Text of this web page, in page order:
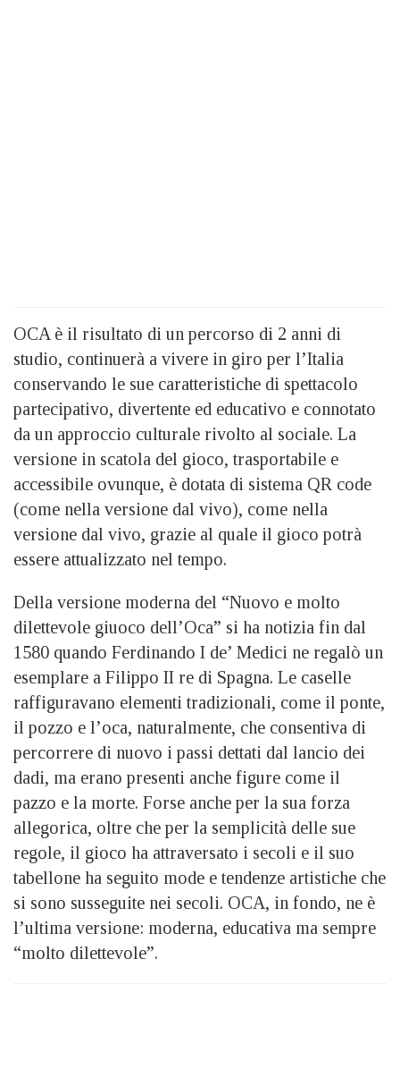
OCA è il risultato di un percorso di 2 anni di
studio, continuerà a vivere in giro per l’Italia
conservando le sue caratteristiche di spettacolo
partecipativo, divertente ed educativo e connotato
da un approccio culturale rivolto al sociale. La
versione in scatola del gioco, trasportabile e
accessibile ovunque, è dotata di sistema QR code
(come nella versione dal vivo), come nella
versione dal vivo, grazie al quale il gioco potrà
essere attualizzato nel tempo.
Della versione moderna del “Nuovo e molto
dilettevole giuoco dell’Oca” si ha notizia fin dal
1580 quando Ferdinando I de’ Medici ne regalò un
esemplare a Filippo II re di Spagna. Le caselle
raffiguravano elementi tradizionali, come il ponte,
il pozzo e l’oca, naturalmente, che consentiva di
percorrere di nuovo i passi dettati dal lancio dei
dadi, ma erano presenti anche figure come il
pazzo e la morte. Forse anche per la sua forza
allegorica, oltre che per la semplicità delle sue
regole, il gioco ha attraversato i secoli e il suo
tabellone ha seguito mode e tendenze artistiche che
si sono susseguite nei secoli. OCA, in fondo, ne è
l’ultima versione: moderna, educativa ma sempre
“molto dilettevole”.